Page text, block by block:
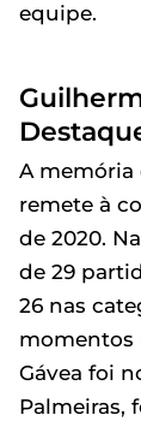
equipe.
A memória
remete à
de 2020.
de 29
26 nas
momentos
Gávea foi
Palmeiras,